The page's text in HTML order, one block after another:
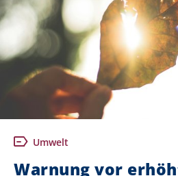
Umwelt
Warnung vor